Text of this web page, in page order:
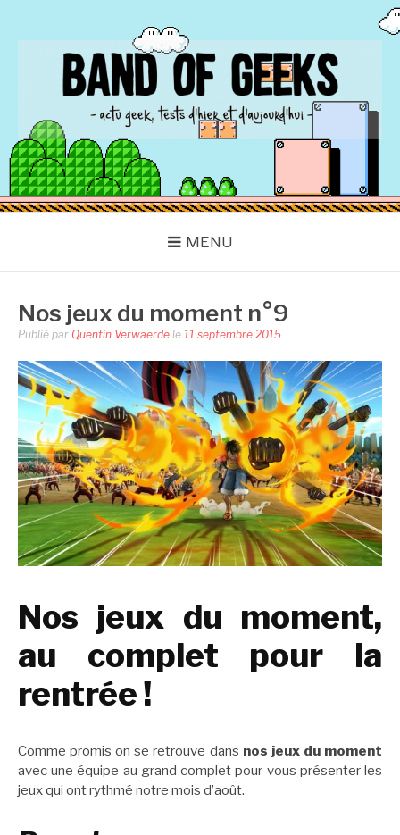
BAND OF GEEKS
Actu Geek d'hier et d'aujourd'hui
MENU
Nos jeux du moment n°9
Publié par Quentin Verwaerde le 11 septembre 2015
Nos jeux du moment,
au complet pour la
rentrée !
Comme promis on se retrouve dans nos jeux du moment
avec une équipe au grand complet pour vous présenter les
jeux qui ont rythmé notre mois d’août.